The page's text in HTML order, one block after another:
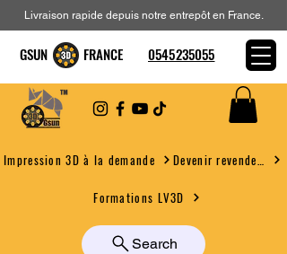
Impression 3D à la demande
Formations LV3D
Search
Livraison rapide depuis notre entrepôt en France.
GSUN FRANCE 0545235055